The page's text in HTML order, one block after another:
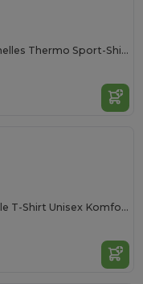
PRIME Hochfunktionelles Thermo Sport-Shirt mit Kompressionseigenschaften
Kinder Bio-Baumwolle T-Shirt Unisex Komfort